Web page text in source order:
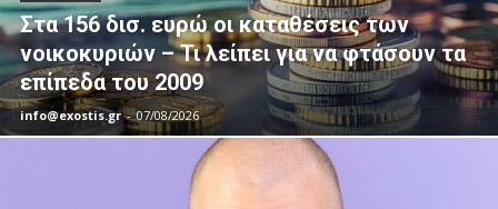
Στα 156 δισ. ευρώ οι καταθέσεις των
νοικοκυριών – Τι λείπει για να φτάσουν τα
επίπεδα του 2009
info@exostis.gr - 07/08/2026